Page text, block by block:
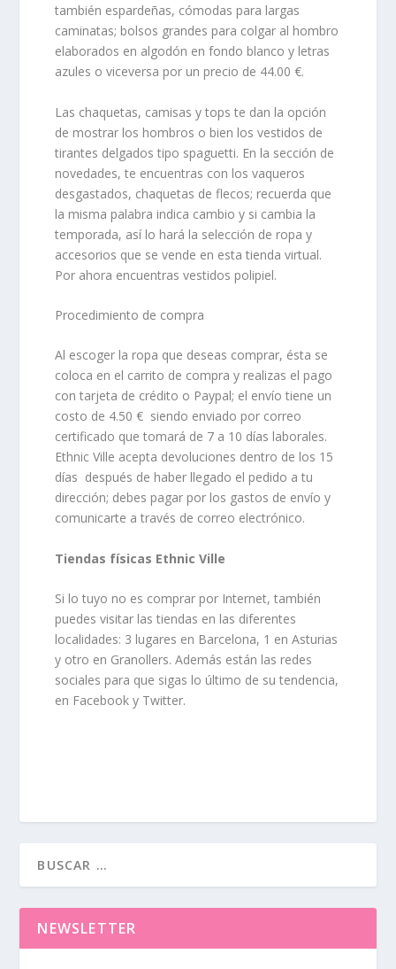
también espardeñas, cómodas para largas
caminatas; bolsos grandes para colgar al hombro
elaborados en algodón en fondo blanco y letras
azules o viceversa por un precio de 44.00 €.
Las chaquetas, camisas y tops te dan la opción
de mostrar los hombros o bien los vestidos de
tirantes delgados tipo spaguetti. En la sección de
novedades, te encuentras con los vaqueros
desgastados, chaquetas de flecos; recuerda que
la misma palabra indica cambio y si cambia la
temporada, así lo hará la selección de ropa y
accesorios que se vende en esta tienda virtual.
Por ahora encuentras vestidos polipiel.
Procedimiento de compra
Al escoger la ropa que deseas comprar, ésta se
coloca en el carrito de compra y realizas el pago
con tarjeta de crédito o Paypal; el envío tiene un
costo de 4.50 € siendo enviado por correo
certificado que tomará de 7 a 10 días laborales.
Ethnic Ville acepta devoluciones dentro de los 15
días después de haber llegado el pedido a tu
dirección; debes pagar por los gastos de envío y
comunicarte a través de correo electrónico.
Tiendas físicas Ethnic Ville
Si lo tuyo no es comprar por Internet, también
puedes visitar las tiendas en las diferentes
localidades: 3 lugares en Barcelona, 1 en Asturias
y otro en Granollers. Además están las redes
sociales para que sigas lo último de su tendencia,
en Facebook y Twitter.
NEWSLETTER